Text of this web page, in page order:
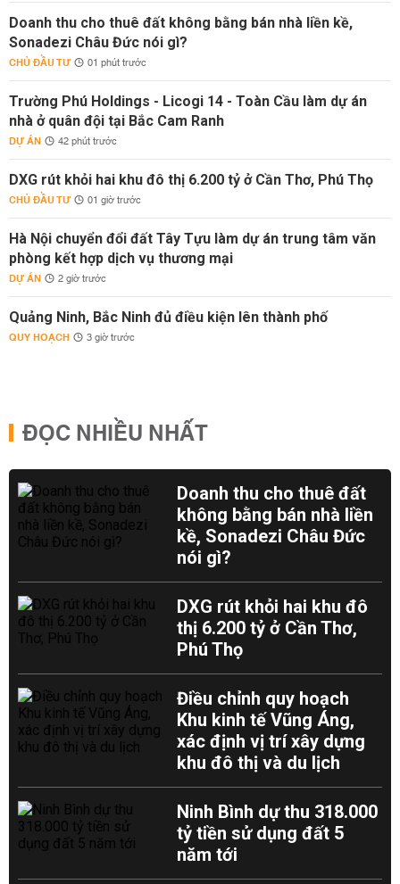
Doanh thu cho thuê đất không bằng bán nhà liền kề,
Sonadezi Châu Đức nói gì?
CHỦ ĐẦU TƯ 01 phút trước
Trường Phú Holdings - Licogi 14 - Toàn Cầu làm dự án
nhà ở quân đội tại Bắc Cam Ranh
DỰ ÁN 42 phút trước
DXG rút khỏi hai khu đô thị 6.200 tỷ ở Cần Thơ, Phú Thọ
CHỦ ĐẦU TƯ 01 giờ trước
Hà Nội chuyển đổi đất Tây Tựu làm dự án trung tâm văn
phòng kết hợp dịch vụ thương mại
DỰ ÁN 2 giờ trước
Quảng Ninh, Bắc Ninh đủ điều kiện lên thành phố
QUY HOẠCH 3 giờ trước
ĐỌC NHIỀU NHẤT
Doanh thu cho thuê đất
không bằng bán nhà liền
kề, Sonadezi Châu Đức
nói gì?
DXG rút khỏi hai khu đô
thị 6.200 tỷ ở Cần Thơ,
Phú Thọ
Điều chỉnh quy hoạch
Khu kinh tế Vũng Áng,
xác định vị trí xây dựng
khu đô thị và du lịch
Ninh Bình dự thu 318.000
tỷ tiền sử dụng đất 5
năm tới